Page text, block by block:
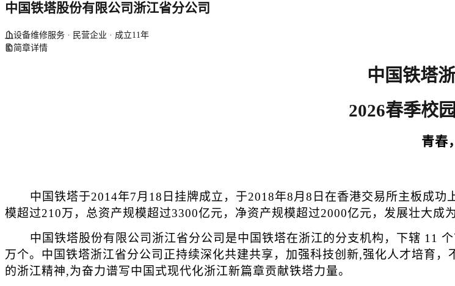
中国铁塔股份有限公司浙江省分公司
设备维修服务 · 民营企业 · 成立11年
简章详情
中国铁塔
2026春季校
青春
中国铁塔于2014年7月18日挂牌成立，于2018年8月8日在香港交易所主板成
模超过210万，总资产规模超过3300亿元，净资产规模超过2000亿元，发展壮大成
中国铁塔股份有限公司浙江省分公司是中国铁塔在浙江的分支机构，下辖 11
万个。中国铁塔浙江省分公司正持续深化共建共享，加强科技创新,强化人才培育
的浙江精神,为奋力谱写中国式现代化浙江新篇章贡献铁塔力量。